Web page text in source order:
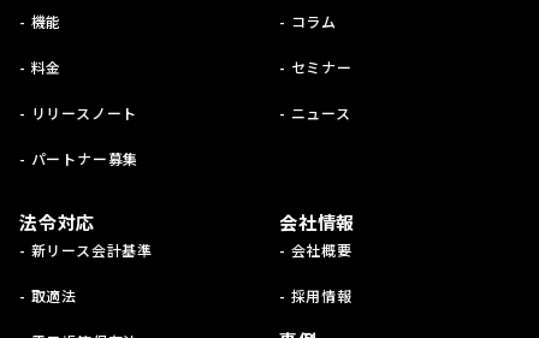
- 機能
- 料金
- リリースノート
- パートナー募集
- コラム
- セミナー
- ニュース
法令対応
- 新リース会計基準
- 取適法
会社情報
- 会社概要
- 採用情報